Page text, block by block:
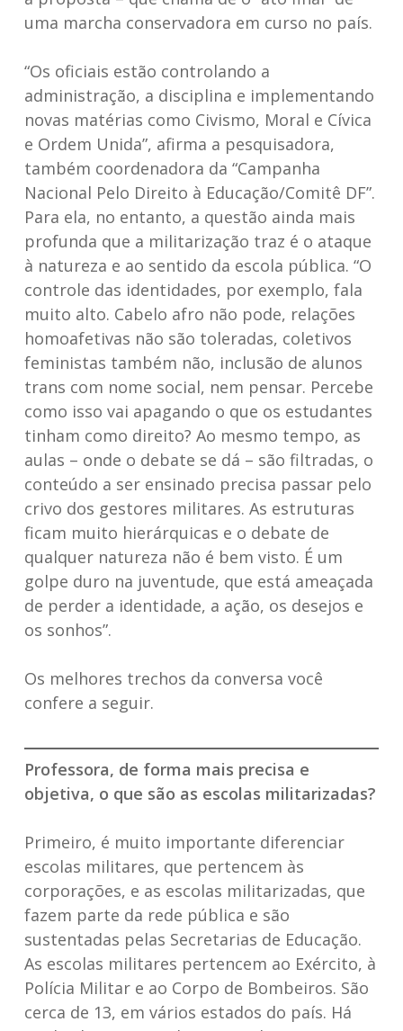
uma marcha conservadora em curso no país.
“Os oficiais estão controlando a
administração, a disciplina e implementando
novas matérias como Civismo, Moral e Cívica
e Ordem Unida”, afirma a pesquisadora,
também coordenadora da “Campanha
Nacional Pelo Direito à Educação/Comitê DF”.
Para ela, no entanto, a questão ainda mais
profunda que a militarização traz é o ataque
à natureza e ao sentido da escola pública. “O
controle das identidades, por exemplo, fala
muito alto. Cabelo afro não pode, relações
homoafetivas não são toleradas, coletivos
feministas também não, inclusão de alunos
trans com nome social, nem pensar. Percebe
como isso vai apagando o que os estudantes
tinham como direito? Ao mesmo tempo, as
aulas – onde o debate se dá – são filtradas, o
conteúdo a ser ensinado precisa passar pelo
crivo dos gestores militares. As estruturas
ficam muito hierárquicas e o debate de
qualquer natureza não é bem visto. É um
golpe duro na juventude, que está ameaçada
de perder a identidade, a ação, os desejos e
os sonhos”.
Os melhores trechos da conversa você
confere a seguir.
Professora, de forma mais precisa e
objetiva, o que são as escolas militarizadas?
Primeiro, é muito importante diferenciar
escolas militares, que pertencem às
corporações, e as escolas militarizadas, que
fazem parte da rede pública e são
sustentadas pelas Secretarias de Educação.
As escolas militares pertencem ao Exército, à
Polícia Militar e ao Corpo de Bombeiros. São
cerca de 13, em vários estados do país. Há